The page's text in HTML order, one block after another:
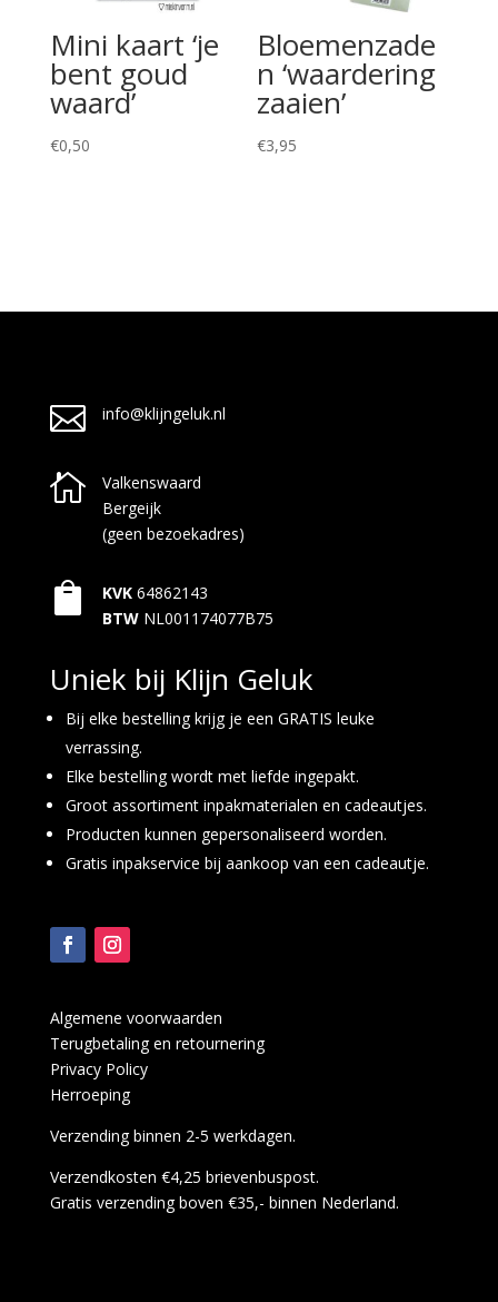
Mini kaart ‘je
bent goud
waard’
€0,50
Bloemenzade
n ‘waardering
zaaien’
€3,95
 info@klijngeluk.nl

Valkenswaard
Bergeijk
(geen bezoekadres)
 KVK 64862143
BTW NL001174077B75
Uniek bij Klijn Geluk
Bij elke bestelling krijg je een GRATIS leuke
verrassing.
Elke bestelling wordt met liefde ingepakt.
Groot assortiment inpakmaterialen en cadeautjes.
Producten kunnen gepersonaliseerd worden.
Gratis inpakservice bij aankoop van een cadeautje.
Algemene voorwaarden
Terugbetaling en retournering
Privacy Policy
Herroeping
Verzending binnen 2-5 werkdagen.
Verzendkosten €4,25 brievenbuspost.
Gratis verzending boven €35,- binnen Nederland.